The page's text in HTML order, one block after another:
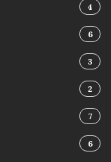
4
6
3
2
7
6